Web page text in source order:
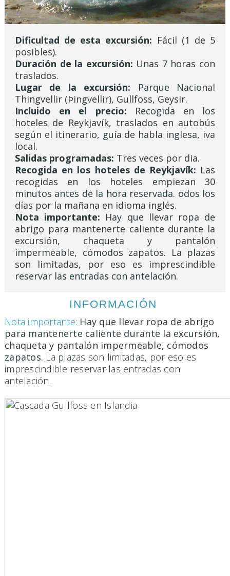
Dificultad de esta excursión: Fácil (1 de 5
posibles).
Duración de la excursión: Unas 7 horas con
traslados.
Lugar de la excursión: Parque Nacional
Thingvellir (Þingvellir), Gullfoss, Geysir.
Incluido en el precio: Recogida en los
hoteles de Reykjavík, traslados en autobús
según el itinerario, guía de habla inglesa, iva
local.
Salidas programadas: Tres veces por dia.
Recogida en los hoteles de Reykjavík: Las
recogidas en los hoteles empiezan 30
minutos antes de la hora reservada. odos los
días por la mañana en idioma inglés.
Nota importante: Hay que llevar ropa de
abrigo para mantenerte caliente durante la
excursión, chaqueta y pantalón
impermeable, cómodos zapatos. La plazas
son limitadas, por eso es imprescindible
reservar las entradas con antelación.
INFORMACIÓN
Nota importante: Hay que llevar ropa de abrigo
para mantenerte caliente durante la excursión,
chaqueta y pantalón impermeable, cómodos
zapatos. La plazas son limitadas, por eso es
imprescindible reservar las entradas con
antelación.